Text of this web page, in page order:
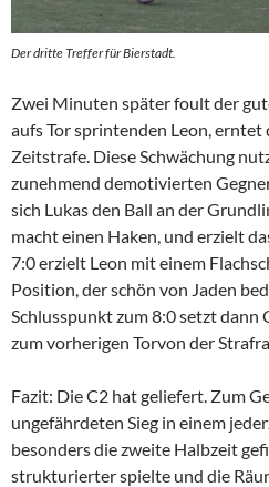
Der dritte Treffer für Bierstadt.
Zwei Minuten später foult der
aufs Tor sprintenden Leon,
Zeitstrafe. Diese Schwächung
zunehmend demotivierten
sich Lukas den Ball an der
macht einen Haken, und erzielt
7:0 erzielt Leon mit einem
Position, der schön von Jaden
Schlusspunkt zum 8:0 setzt dann
zum vorherigen Torvon der
Fazit: Die C2 hat geliefert. Zum
ungefährdeten Sieg in einem
besonders die zweite Halbzeit
strukturierter spielte und die